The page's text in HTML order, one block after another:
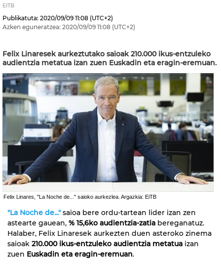
EITB
Publikatuta: 2020/09/09 11:08 (UTC+2)
Azken eguneratzea: 2020/09/09 11:08 (UTC+2)
Felix Linaresek aurkeztutako saioak 210.000 ikus-entzuleko
audientzia metatua izan zuen Euskadin eta eragin-eremuan.
Felix Linares, "La Noche de..." saioko aurkezlea. Argazkia: EiTB
"La Noche de..."saioa bere ordu-tartean lider izan zen
astearte gauean, % 15,6ko audientzia-zatia bereganatuz.
Halaber, Felix Linaresek aurkezten duen asteroko zinema
saioak 210.000 ikus-entzuleko audientzia metatua izan
zuen Euskadin eta eragin-eremuan.